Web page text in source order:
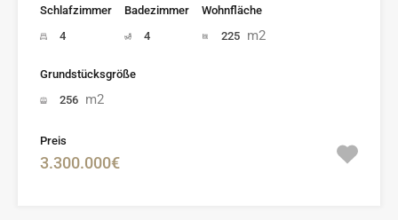
Schlafzimmer
4
Badezimmer
4
Wohnfläche
225 m2
Grundstücksgröße
256 m2
Preis
3.300.000€